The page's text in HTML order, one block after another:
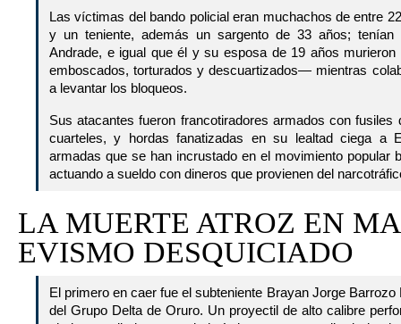
Las víctimas del bando policial eran muchachos de entre
y un teniente, además un sargento de 33 años; tenían
Andrade, e igual que él y su esposa de 19 años
emboscados, torturados y descuartizados— mientras
a levantar los bloqueos.
Sus atacantes fueron francotiradores armados con
cuarteles, y hordas fanatizadas en su lealtad ciega a
armadas que se han incrustado en el movimiento popular
actuando a sueldo con dineros que provienen del
LA MUERTE ATROZ EN
EVISMO DESQUICIADO
El primero en caer fue el subteniente Brayan Jorge
del Grupo Delta de Oruro. Un proyectil de alto calibre